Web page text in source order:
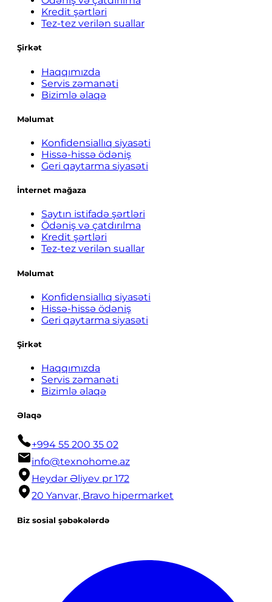
Kredit şərtləri
Tez-tez verilən suallar
Şirkət
Haqqımızda
Servis zəmanəti
Bizimlə əlaqə
Məlumat
Konfidensiallıq siyasəti
Hissə-hissə ödəniş
Geri qaytarma siyasəti
İnternet mağaza
Saytın istifadə şərtləri
Ödəniş və çatdırılma
Kredit şərtləri
Tez-tez verilən suallar
Məlumat
Konfidensiallıq siyasəti
Hissə-hissə ödəniş
Geri qaytarma siyasəti
Şirkət
Haqqımızda
Servis zəmanəti
Bizimlə əlaqə
Əlaqə
+994 55 200 35 02
info@texnohome.az
Heydər Əliyev pr 172
20 Yanvar, Bravo hipermarket
Biz sosial şəbəkələrdə